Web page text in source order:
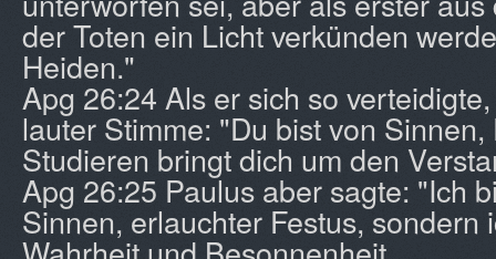
der Toten ein Licht verkünden
Heiden."
Apg 26:24 Als er sich so
lauter Stimme: "Du bist von
Studieren bringt dich um den
Apg 26:25 Paulus aber sagte: "Ich
Sinnen, erlauchter Festus, sondern